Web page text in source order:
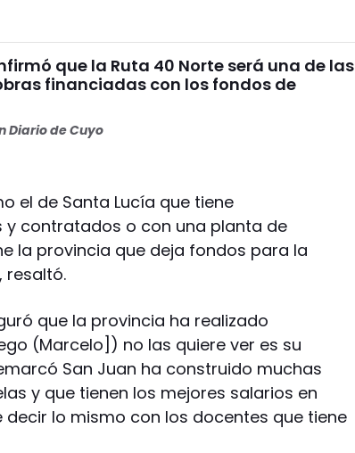
que la Ruta 40 Norte será una de las
financiadas con los fondos de
Diario de Cuyo
el de Santa Lucía que tiene
contratados o con una planta de
la provincia que deja fondos para la
resaltó.
que la provincia ha realizado
(Marcelo]) no las quiere ver es su
San Juan ha construido muchas
y que tienen los mejores salarios en
decir lo mismo con los docentes que tiene